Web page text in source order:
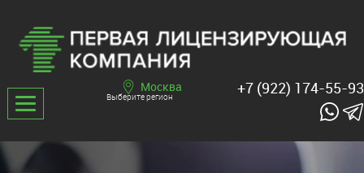
Москва
Выберите регион +7 (922) 174-55-93